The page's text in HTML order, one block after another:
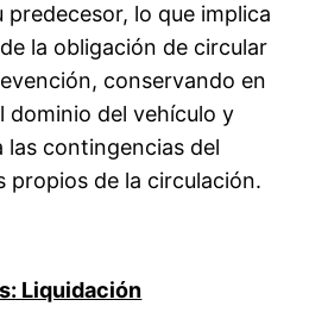
predecesor, lo que implica
la obligación de circular
conservando en
dominio del vehículo y
contingencias del
propios de la circulación.
Liquidación